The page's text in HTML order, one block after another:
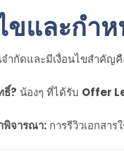
ขและกำ
ำกัดและมีเงื่อนไขสำคัญ
ธิ์? น้องๆ ที่ได้รับ Offer
พิจารณา: การรีวิวเอกสา